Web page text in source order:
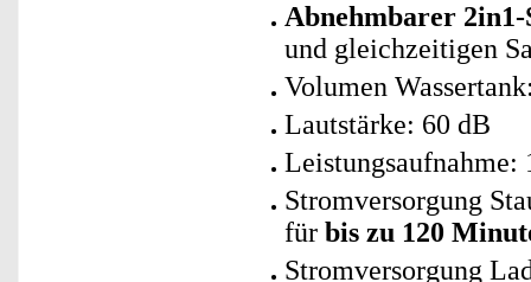
Abnehmbarer
und gleichzeitigen
Volumen
Lautstärke: 60 dB
Leistungsaufnahme:
Stromversorgung
für bis zu 120
Stromversorgung